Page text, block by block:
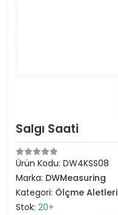
Salgı Saati
Ürün Kodu: DW4KSS08
Marka: DWMeasuring
Kategori: Ölçme Aletleri
Stok: 20+